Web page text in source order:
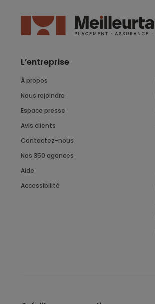
L’entreprise
À propos
Nous rejoindre
Espace presse
Avis clients
Contactez-nous
Nos 350 agences
Aide
Accessibilité